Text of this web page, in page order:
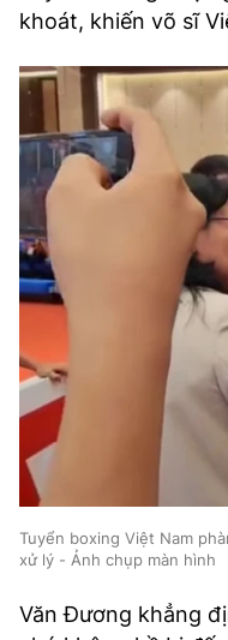
khoát, khiến võ sĩ
Tuyển boxing Việt Nam
xử lý - Ảnh chụp màn hình
Văn Đương khẳng